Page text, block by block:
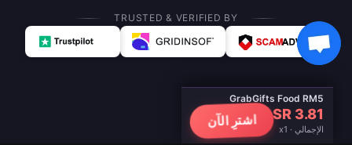
GrabGifts Food RM5
SR 3.81
الإجمالي · x1
اشترِ الآن
TRUSTED & VERIFIED BY